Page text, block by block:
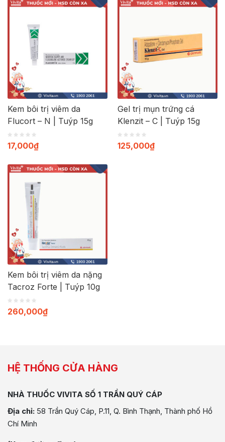
Kem bôi trị viêm da
Flucort – N | Tuýp 15g
17,000₫
Gel trị mụn trứng cá
Klenzit – C | Tuýp 15g
125,000₫
Kem bôi trị viêm da nặng
Tacroz Forte | Tuýp 10g
260,000₫
HỆ THỐNG CỬA HÀNG
NHÀ THUỐC VIVITA SỐ 1 TRẦN QUÝ CÁP
Địa chỉ: 58 Trần Quý Cáp, P.11, Q. Bình Thạnh, Thành phố Hồ
Chí Minh